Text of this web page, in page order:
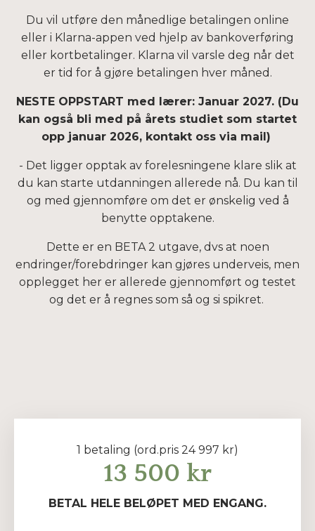
Du vil utføre den månedlige betalingen online
eller i Klarna-appen ved hjelp av bankoverføring
eller kortbetalinger. Klarna vil varsle deg når det
er tid for å gjøre betalingen hver måned.
NESTE OPPSTART med lærer: Januar 2027. (Du
kan også bli med på årets studiet som startet
opp januar 2026, kontakt oss via mail)
- Det ligger opptak av forelesningene klare slik at
du kan starte utdanningen allerede nå. Du kan til
og med gjennomføre om det er ønskelig ved å
benytte opptakene.
Dette er en BETA 2 utgave, dvs at noen
endringer/forebdringer kan gjøres underveis, men
opplegget her er allerede gjennomført og testet
og det er å regnes som så og si spikret.
1 betaling (ord.pris 24 997 kr)
13 500 kr
BETAL HELE BELØPET MED ENGANG.